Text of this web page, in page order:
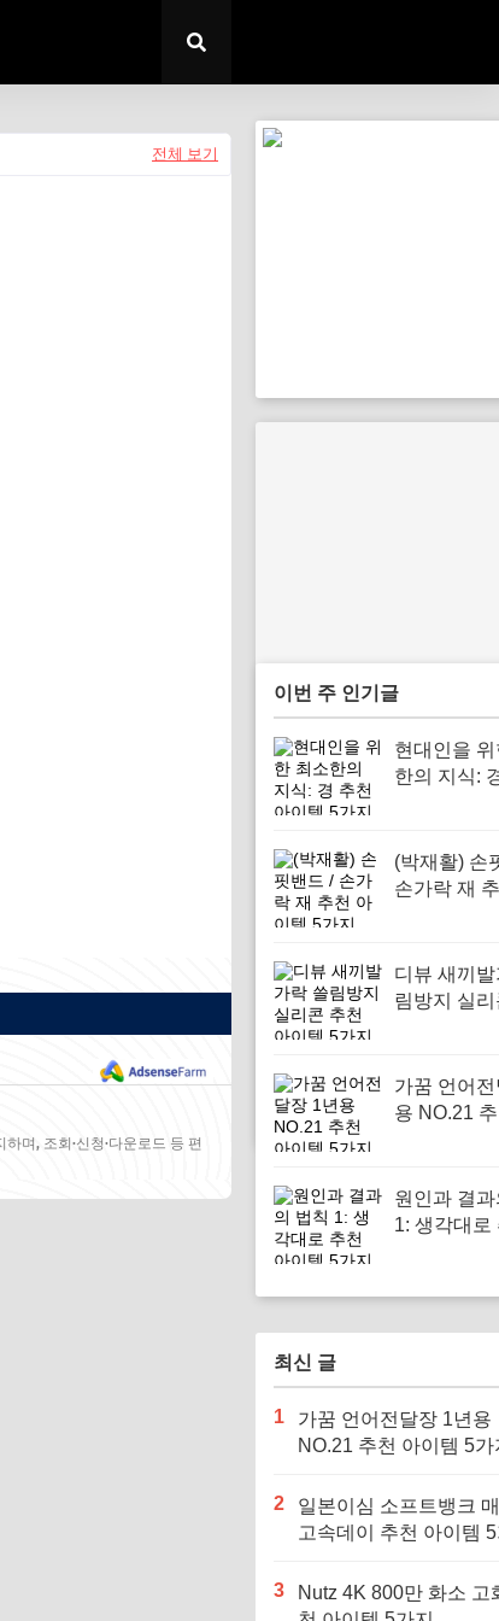
전체 보기
며, 조회·신청·다운로드 등 편
이번 주 인기글
현대인을
한의 지식:
(박재활) 손
손가락 재
디뷰 새끼
림방지 실
가꿈 언어
용 NO.21
원인과 결
1: 생각대로
최신 글
1
가꿈 언어전달장 1년용
NO.21 추천 아이템 5가
2
일본이심 소프트뱅크
고속데이 추천 아이템
3
Nutz 4K 800만 화소 고